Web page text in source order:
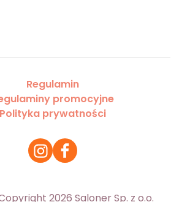
Regulamin
promocyjne
Polityka prywatności
2026 Saloner Sp. z o.o.